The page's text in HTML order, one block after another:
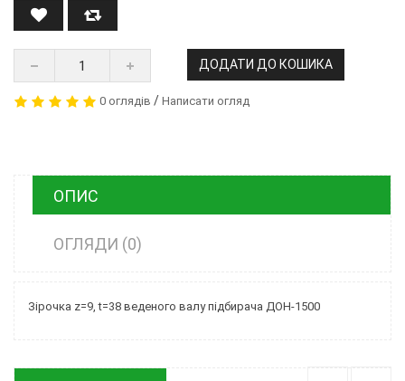
ДОДАТИ ДО КОШИКА
0 оглядів / Написати огляд
ОПИС
ОГЛЯДИ (0)
Зірочка z=9, t=38 веденого валу підбирача ДОН-1500